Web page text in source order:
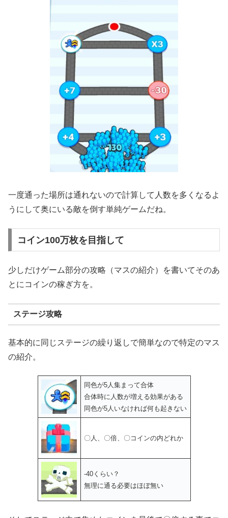
一度通った場所は通れないので計算して人数を多くなるよ
うにして奥にいる敵を倒す単純ゲームだね。
コイン100万枚を目指して
少しだけゲーム部分の攻略（マスの紹介）を書いてそのあ
とにコインの稼ぎ方を。
ステージ攻略
基本的に同じステージの繰り返しで簡単なので特定のマス
の紹介。
同色が5人集まって合体
合体時に人数が増える効果がある
同色が5人いなければ何も起きない
〇人、〇倍、〇コインの内どれか
-40くらい？
無理に通る必要はほぼ無い